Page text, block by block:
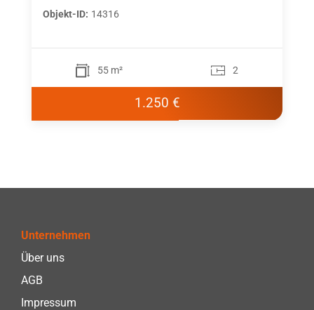
Objekt-ID: 14316
55 m² 2
1.250 €
Unternehmen
Über uns
AGB
Impressum